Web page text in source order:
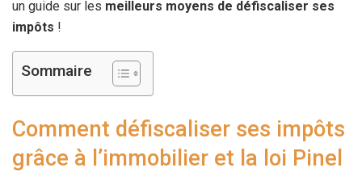
un guide sur les meilleurs moyens de défiscaliser ses
impôts !
Sommaire
Comment défiscaliser ses impôts
grâce à l’immobilier et la loi Pinel